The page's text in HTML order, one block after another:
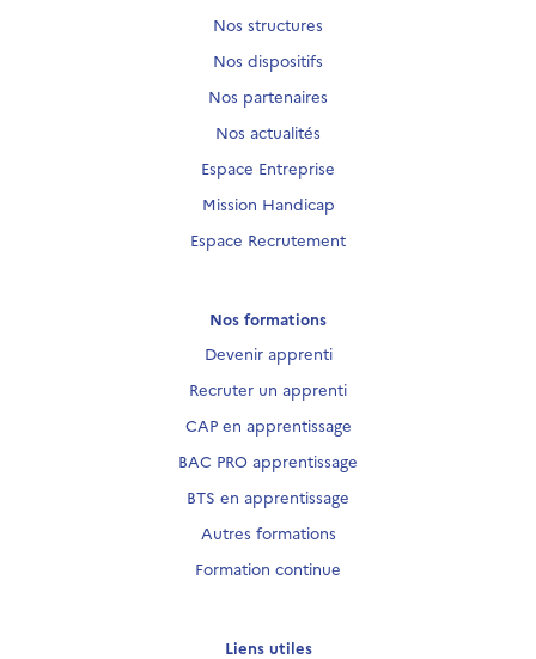
Nos structures
Nos dispositifs
Nos partenaires
Nos actualités
Espace Entreprise
Mission Handicap
Espace Recrutement
Nos formations
Devenir apprenti
Recruter un apprenti
CAP en apprentissage
BAC PRO apprentissage
BTS en apprentissage
Autres formations
Formation continue
Liens utiles